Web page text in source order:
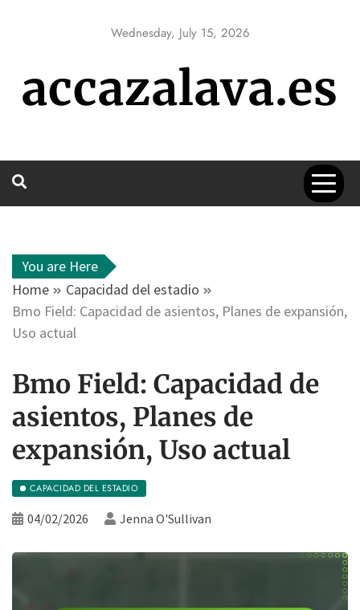
Wednesday, July 15, 2026
accazalava.es
You are Here
Home
Capacidad del estadio
Bmo Field: Capacidad de asientos, Planes de expansión,
Uso actual
Bmo Field: Capacidad de
asientos, Planes de
expansión, Uso actual
CAPACIDAD DEL ESTADIO
04/02/2026 Jenna O'Sullivan